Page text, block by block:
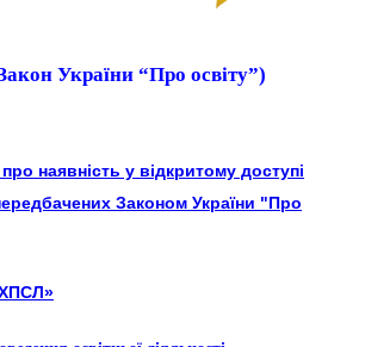
України “Про освіту”)
наявність у відкритому доступі
Законом України "Про